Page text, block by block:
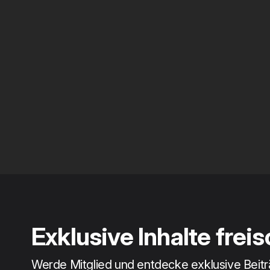
Exklusive Inhalte
Werde Mitglied und entdecke exklusive